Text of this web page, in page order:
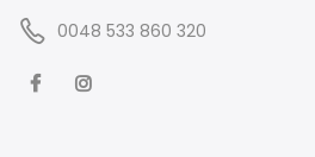
0048 533 860 320